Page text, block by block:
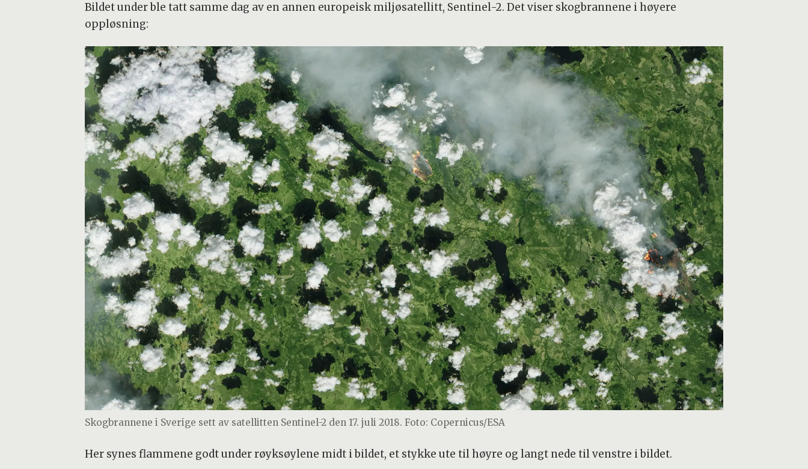
Bildet under ble tatt samme dag av en annen europeisk miljøsatellitt, Sentinel-2. Det viser skogbrannene i høyere
oppløsning:
Skogbrannene i Sverige sett av satellitten Sentinel-2 den 17. juli 2018. Foto: Copernicus/ESA
Her synes flammene godt under røyksøylene midt i bildet, et stykke ute til høyre og langt nede til venstre i bildet.